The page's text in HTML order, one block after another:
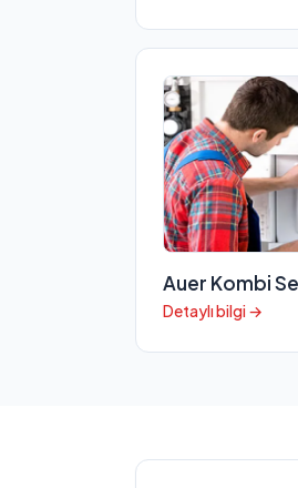
Auer Kombi
Detaylı bilgi →